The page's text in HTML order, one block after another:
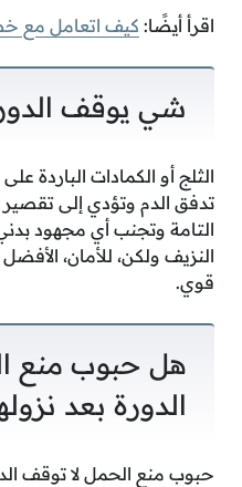
اقرأ أيضًا: كيف اتعامل مع
شي يوقف
الثلج أو الكمادات الباردة
تدفق الدم وتؤدي إلى تقصير
التامة وتجنب أي مجهود
النزيف ولكن، للأمان،
قوي.
هل حبوب منع
الدورة بعد
حبوب منع الحمل لا توقف